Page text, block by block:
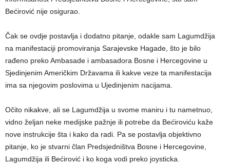
Bećirović nije osigurao.
Čak se ovdje postavlja i dodatno pitanje, odakle sam Lagumdžija
na manifestaciji promoviranja Sarajevske Hagade, što je bilo
rađeno preko Ambasade i ambasadora Bosne i Hercegovine u
Sjedinjenim Američkim Državama ili kakve veze ta manifestacija
ima sa njegovim poslovima u Ujedinjenim nacijama.
Očito nikakve, ali se Lagumdžija u svome maniru i tu nametnuo,
vidno željan neke medijske pažnje ili potrebe da Bećiroviću kaže
nove instrukcije šta i kako da radi. Pa se postavlja objektivno
pitanje, ko je stvarni član Predsjedništva Bosne i Hercegovine,
Lagumdžija ili Bećirović i ko koga vodi preko joysticka.